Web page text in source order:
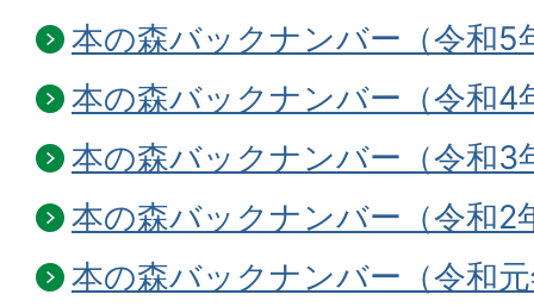
本の森バックナンバー（令和5
本の森バックナンバー（令和4
本の森バックナンバー（令和3
本の森バックナンバー（令和2
本の森バックナンバー（令和